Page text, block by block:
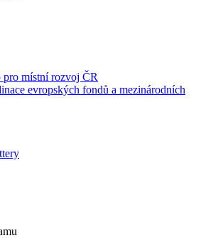
pro místní rozvoj ČR
evropských fondů a mezinárodních